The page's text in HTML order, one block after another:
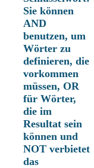
Sie können
AND
benutzen, um
Wörter zu
definieren, die
vorkommen
müssen, OR
für Wörter,
die im
Resultat sein
können und
NOT verbietet
das